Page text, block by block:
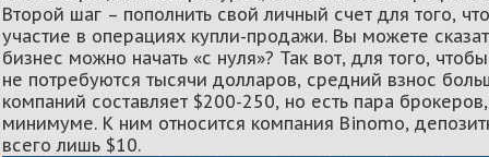
Второй шаг – пополнить свой личный счет для того,
участие в операциях купли-продажи. Вы можете
бизнес можно начать «с нуля»? Так вот, для того,
не потребуются тысячи долларов, средний взнос
компаний составляет $200-250, но есть пара
минимуме. К ним относится компания Binomo,
всего лишь $10.